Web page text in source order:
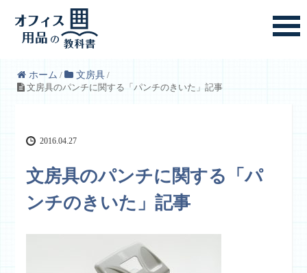
ホーム / 文房具 /
文房具のパンチに関する「パンチのきいた」記事
2016.04.27
文房具のパンチに関する「パ
ンチのきいた」記事